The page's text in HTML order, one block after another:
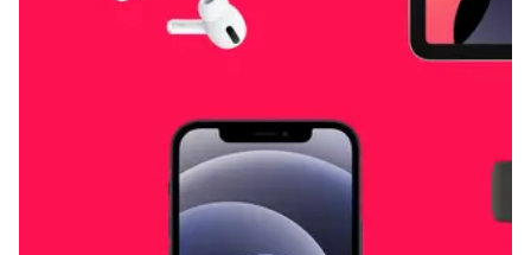
Grover nur
Möglichkeit
besteht nach